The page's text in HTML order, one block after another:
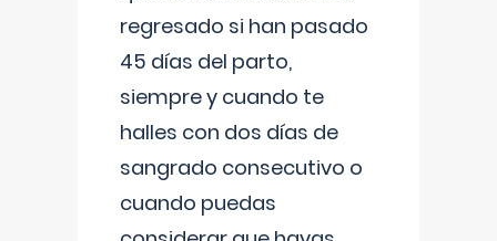
regresado si han pasado
45 días del parto,
siempre y cuando te
halles con dos días de
sangrado consecutivo o
cuando puedas